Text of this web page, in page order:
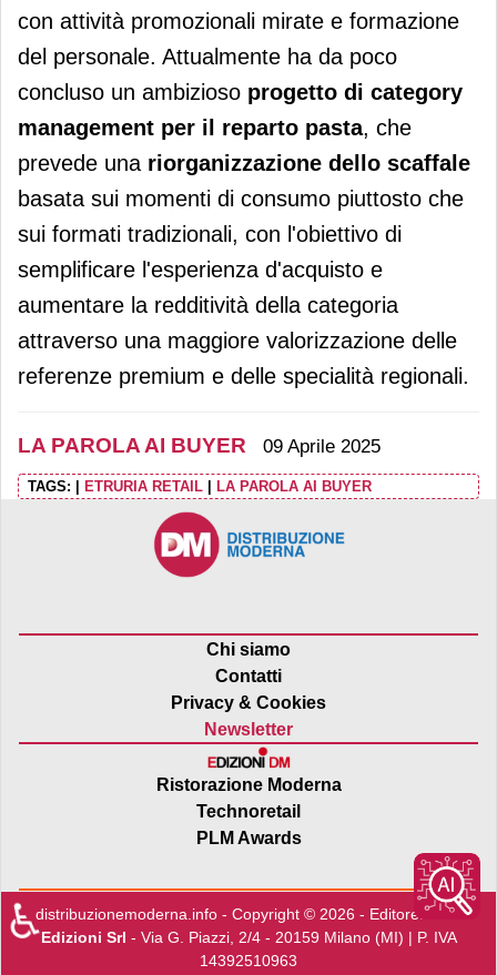
con attività promozionali mirate e formazione
del personale. Attualmente ha da poco
concluso un ambizioso progetto di category
management per il reparto pasta, che
prevede una riorganizzazione dello scaffale
basata sui momenti di consumo piuttosto che
sui formati tradizionali, con l'obiettivo di
semplificare l'esperienza d'acquisto e
aumentare la redditività della categoria
attraverso una maggiore valorizzazione delle
referenze premium e delle specialità regionali.
LA PAROLA AI BUYER 09 Aprile 2025
TAGS: ETRURIA RETAIL LA PAROLA AI BUYER
Chi siamo
Contatti
Privacy & Cookies
Newsletter
Ristorazione Moderna
Technoretail
PLM Awards
distribuzionemoderna.info - Copyright © 2026 - Editore:Edra
Edizioni Srl - Via G. Piazzi, 2/4 - 20159 Milano (MI) | P. IVA
14392510963